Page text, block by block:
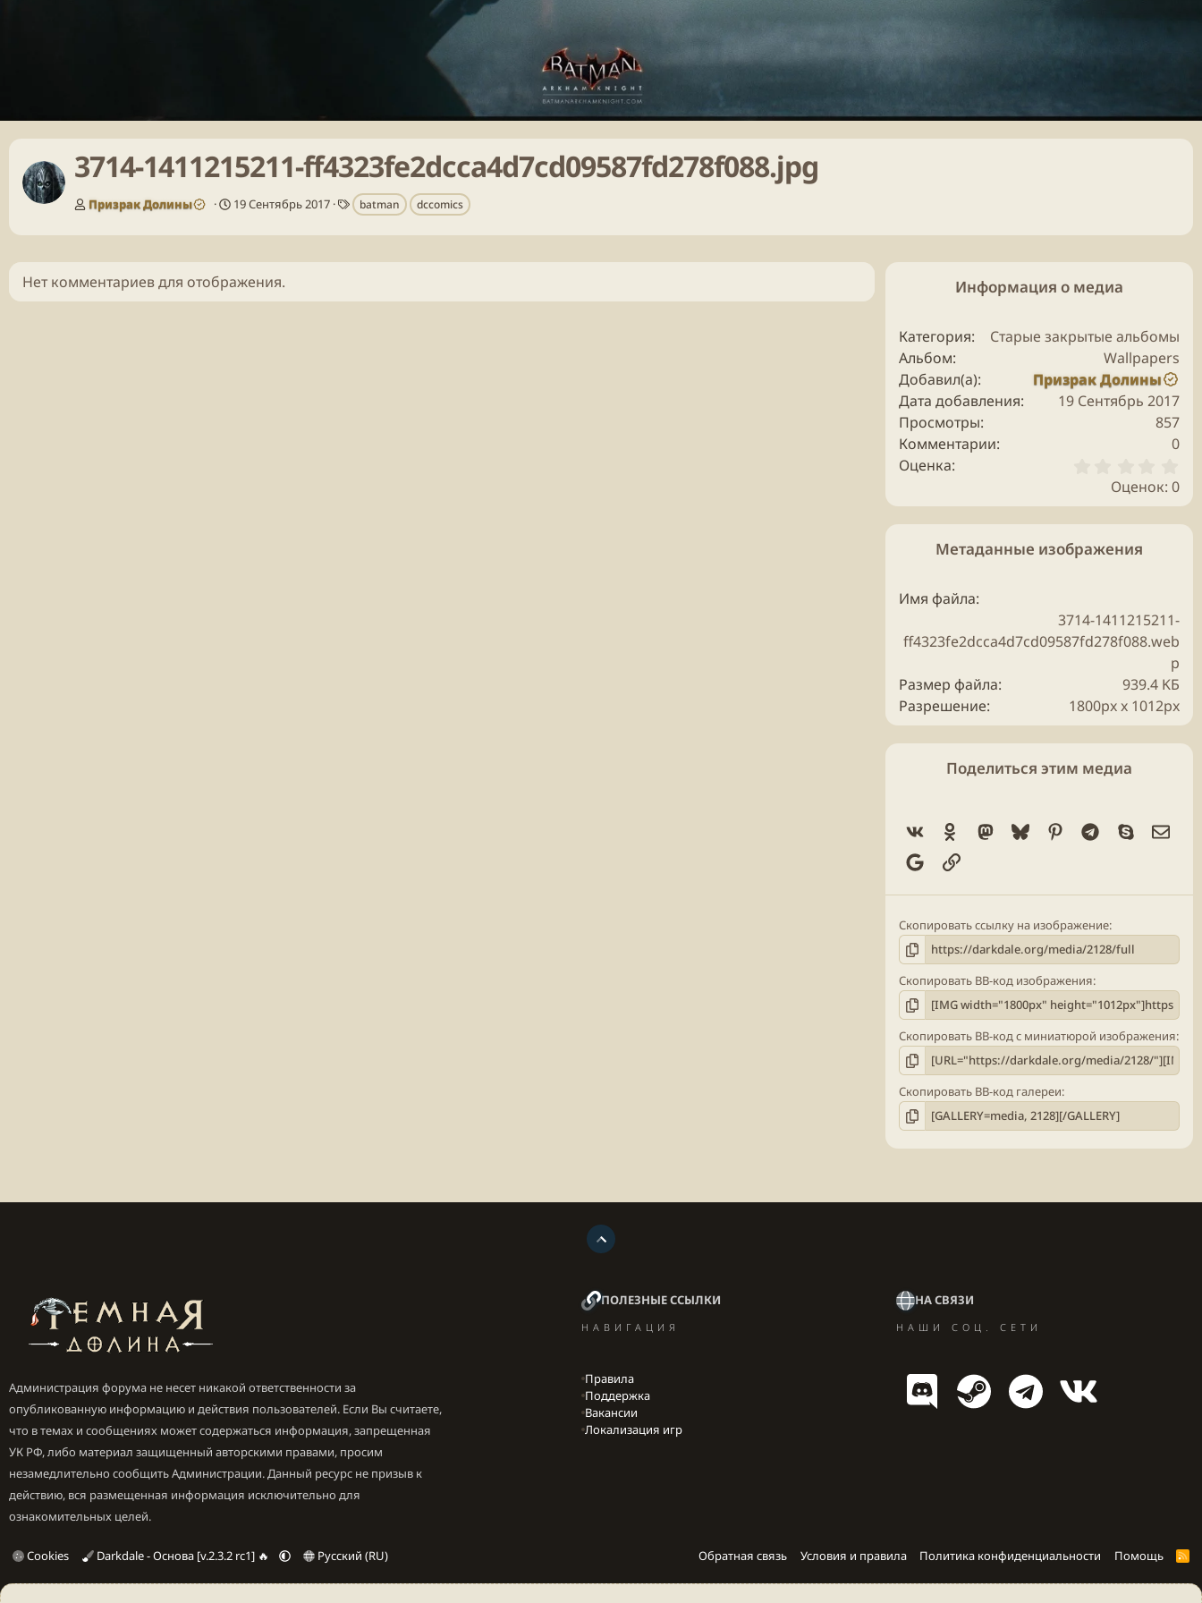
3714-1411215211-ff4323fe2dcca4d7cd09587fd278f088.jpg
Призрак Долины 19 Сентябрь 2017
Т
е
г
batman dccomics
Нет комментариев для отображения. Информация о медиа
Категория
Старые закрытые альбомы
Альбом
Wallpapers
Добавил(а)
Призрак Долины
Дата добавления
19 Сентябрь 2017
Просмотры
857
Комментарии
0
Оценка
.
0
0
з
Оценок: 0
Метаданные изображения
Имя файла
3714-1411215211-
ff4323fe2dcca4d7cd09587fd278f088.web
p
Размер файла
939.4 KБ
Разрешение
1800px x 1012px
Поделиться этим медиа
Ok Mastodon
BlueskyPinterestTelegram
Skype
GoogleСсылка
Скопировать ссылку на изображение
Скопировать BB-код изображения
Скопировать BB-код с миниатюрой изображения
Скопировать BB-код галереи
Администрация форума не несет никакой ответственности за
опубликованную информацию и действия пользователей. Если Вы считаете,
что в темах и сообщениях может содержаться информация, запрещенная
УК РФ, либо материал защищенный авторскими правами, просим
незамедлительно сообщить Администрации. Данный ресурс не призыв к
действию, вся размещенная информация исключительно для
ознакомительных целей.
ПОЛЕЗНЫЕ ССЫЛКИ
НАВИГАЦИЯ
Правила
Поддержка
Вакансии
Локализация игр
НА СВЯЗИ
НАШИ СОЦ. СЕТИ
Cookies Darkdale - Основа [v.2.3.2 rc1] 🔥 Русский (RU) Обратная связь Условия и правила Политика конфиденциальности Помощь
R